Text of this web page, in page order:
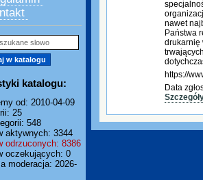
katalogu:
od: 2010-04-09
25
548
aktywnych: 3344
odrzuconych: 8386
oczekujących: 0
moderacja: 2026-
nawet
Państwa
drukarnię
https://
Data